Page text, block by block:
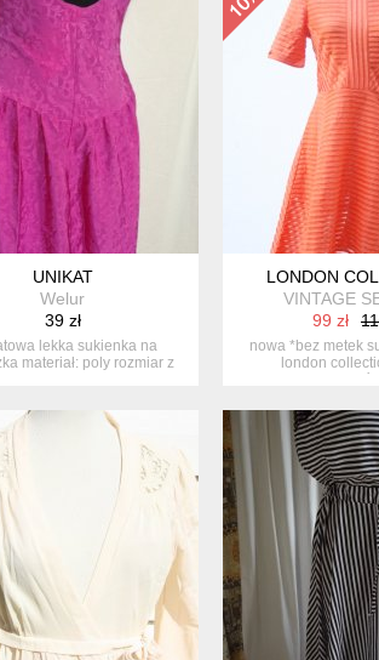
UNIKAT
Welur
39 zł
lekka sukienka na
materiał: poly rozmiar z
LONDON
VINTAGE
99 zł
nowa *bez metek
london